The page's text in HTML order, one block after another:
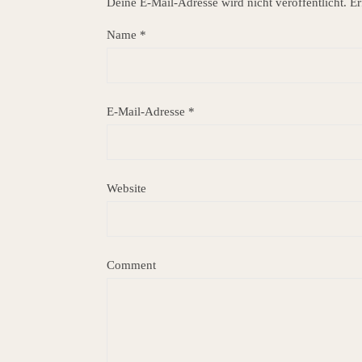
Name *
E-Mail-Adresse *
Website
Comment